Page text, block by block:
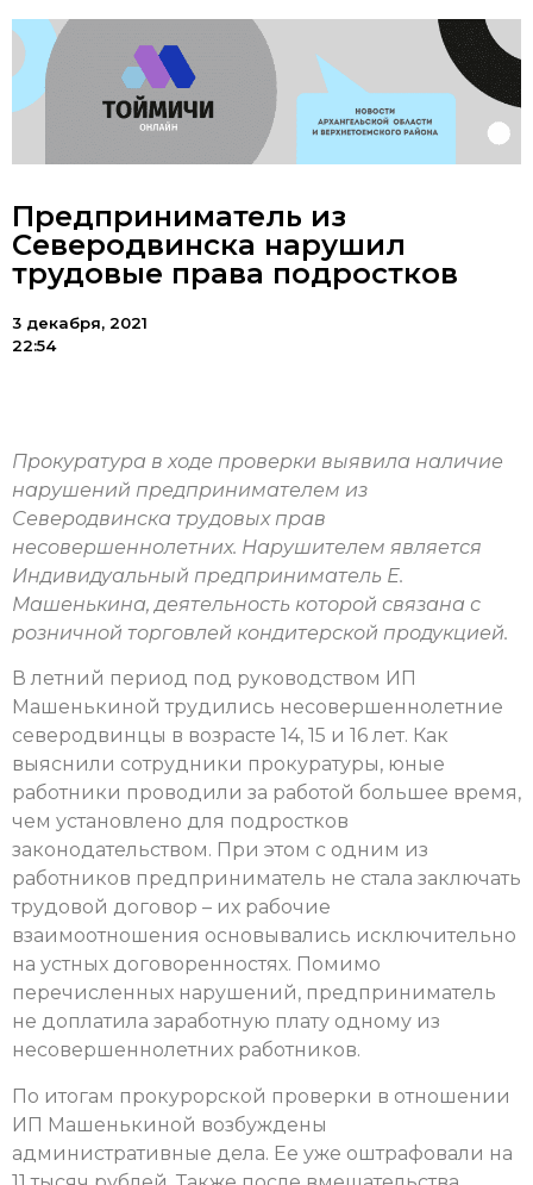
Предприниматель из
Северодвинска нарушил
трудовые права подростков
3 декабря, 2021
22:54
Прокуратура в ходе проверки выявила наличие
нарушений предпринимателем из
Северодвинска трудовых прав
несовершеннолетних. Нарушителем является
Индивидуальный предприниматель Е.
Машенькина, деятельность которой связана с
розничной торговлей кондитерской продукцией.
В летний период под руководством ИП
Машенькиной трудились несовершеннолетние
северодвинцы в возрасте 14, 15 и 16 лет. Как
выяснили сотрудники прокуратуры, юные
работники проводили за работой большее время,
чем установлено для подростков
законодательством. При этом с одним из
работников предприниматель не стала заключать
трудовой договор – их рабочие
взаимоотношения основывались исключительно
на устных договоренностях. Помимо
перечисленных нарушений, предприниматель
не доплатила заработную плату одному из
несовершеннолетних работников.
По итогам прокурорской проверки в отношении
ИП Машенькиной возбуждены
административные дела. Ее уже оштрафовали на